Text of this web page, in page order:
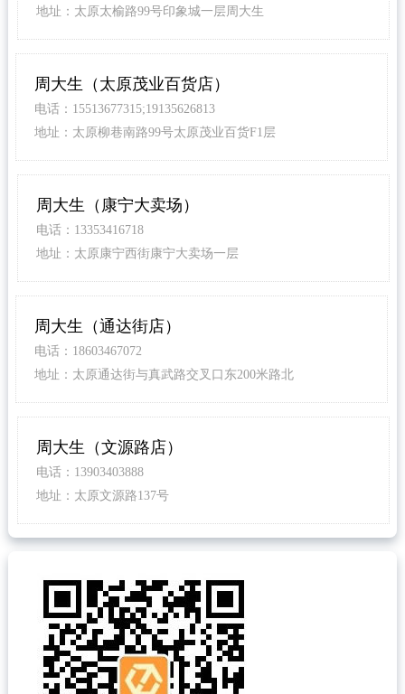
地址：太原太榆路99号印象城一层周大生
周大生（太原茂业百货店）
电话：15513677315;19135626813
地址：太原柳巷南路99号太原茂业百货F1层
周大生（康宁大卖场）
电话：13353416718
地址：太原康宁西街康宁大卖场一层
周大生（通达街店）
电话：18603467072
地址：太原通达街与真武路交叉口东200米路北
周大生（文源路店）
电话：13903403888
地址：太原文源路137号